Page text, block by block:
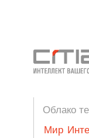
Облако
Мир